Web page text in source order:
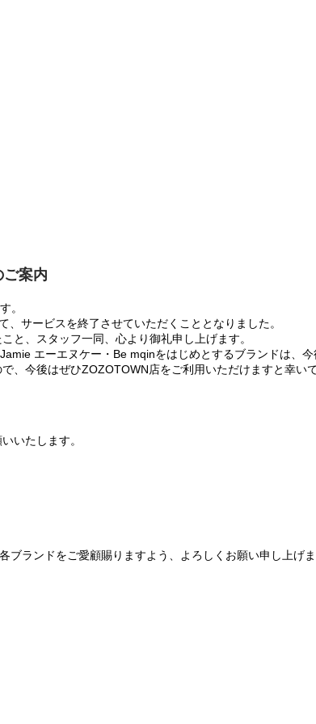
ご案内
。
サービスを終了させていただくこととなりました。
と、スタッフ一同、心より御礼申し上げます。
エーエヌケー・Be mqinをはじめとするブランドは、
、今後はぜひZOZOTOWN店をご利用いただけますと幸いで
いたします。
ランドをご愛顧賜りますよう、よろしくお願い申し上げま